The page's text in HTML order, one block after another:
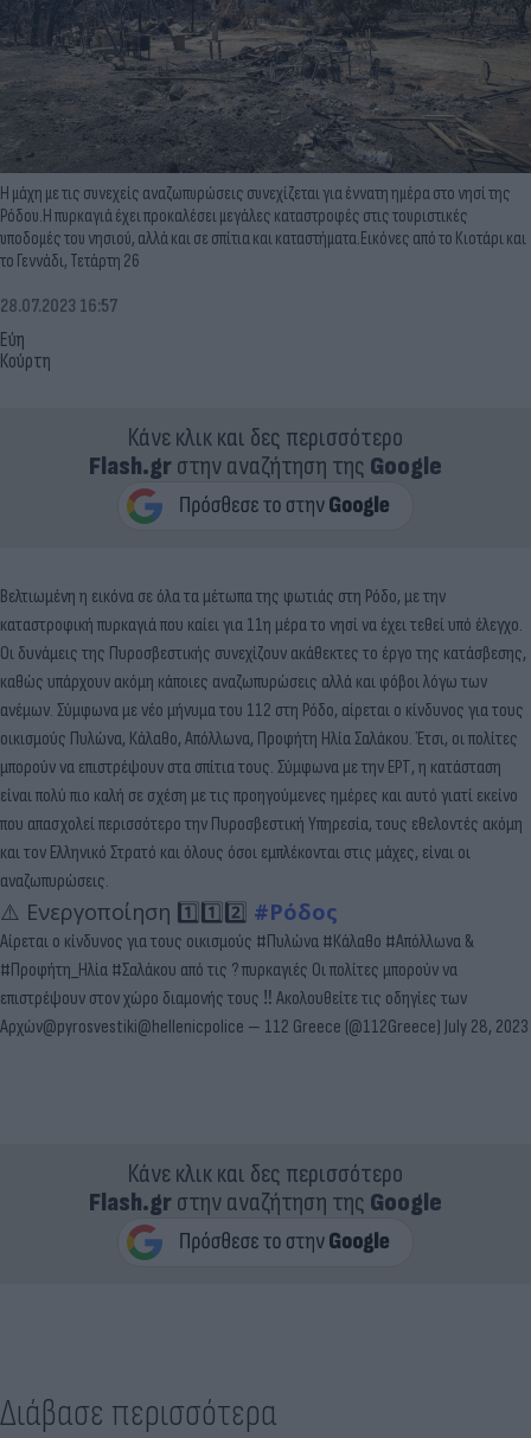
Η μάχη με τις συνεχείς αναζωπυρώσεις συνεχίζεται για έννατη ημέρα στο νησί της
Ρόδου.Η πυρκαγιά έχει προκαλέσει μεγάλες καταστροφές στις τουριστικές
υποδομές του νησιού, αλλά και σε σπίτια και καταστήματα.Εικόνες από το Κιοτάρι και
το Γεννάδι, Τετάρτη 26
Εύη
Κούρτη
28.07.2023 16:57
Κάνε κλικ και δες περισσότερο
Flash.grστην αναζήτηση της Google
Βελτιωμένη η εικόνα σε όλα τα μέτωπα της φωτιάς στη Ρόδο, με την
καταστροφική πυρκαγιά που καίει για 11η μέρα το νησί να έχει τεθεί υπό έλεγχο.
Οι δυνάμεις της Πυροσβεστικής συνεχίζουν ακάθεκτες το έργο της κατάσβεσης,
καθώς υπάρχουν ακόμη κάποιες αναζωπυρώσεις αλλά και φόβοι λόγω των
ανέμων. Σύμφωνα με νέο μήνυμα του 112 στη Ρόδο, αίρεται ο κίνδυνος για τους
οικισμούς Πυλώνα, Κάλαθο, Απόλλωνα, Προφήτη Ηλία Σαλάκου. Έτσι, οι πολίτες
μπορούν να επιστρέψουν στα σπίτια τους. Σύμφωνα με την ΕΡΤ, η κατάσταση
είναι πολύ πιο καλή σε σχέση με τις προηγούμενες ημέρες και αυτό γιατί εκείνο
που απασχολεί περισσότερο την Πυροσβεστική Υπηρεσία, τους εθελοντές ακόμη
και τον Ελληνικό Στρατό και όλους όσοι εμπλέκονται στις μάχες, είναι οι
αναζωπυρώσεις.
⚠️ Ενεργοποίηση 1️⃣1️⃣2️⃣ #Ρόδος
Αίρεται ο κίνδυνος για τους οικισμούς #Πυλώνα #Κάλαθο #Απόλλωνα &
#Προφήτη_Ηλία #Σαλάκου από τις ? πυρκαγιές Οι πολίτες μπορούν να
επιστρέψουν στον χώρο διαμονής τους ‼️ Ακολουθείτε τις οδηγίες των
Αρχών@pyrosvestiki@hellenicpolice — 112 Greece (@112Greece) July 28, 2023
Κάνε κλικ και δες περισσότερο
Flash.grστην αναζήτηση της Google
Διάβασε περισσότερα